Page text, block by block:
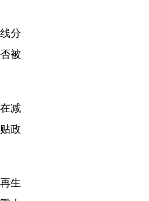
分
被
减
政
生